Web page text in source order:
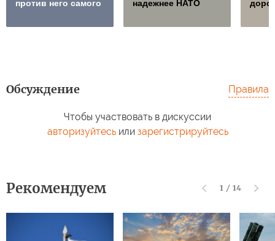
против него самого надежнее НАТО
Обсуждение Правила
Чтобы участвовать в дискуссии
авторизуйтесьили зарегистрируйтесь
Рекомендуем 1 / 14